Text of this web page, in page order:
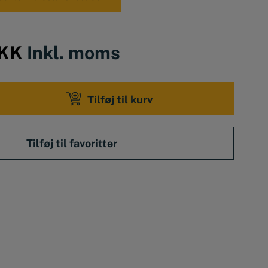
Inkl. moms
Tilføj til kurv